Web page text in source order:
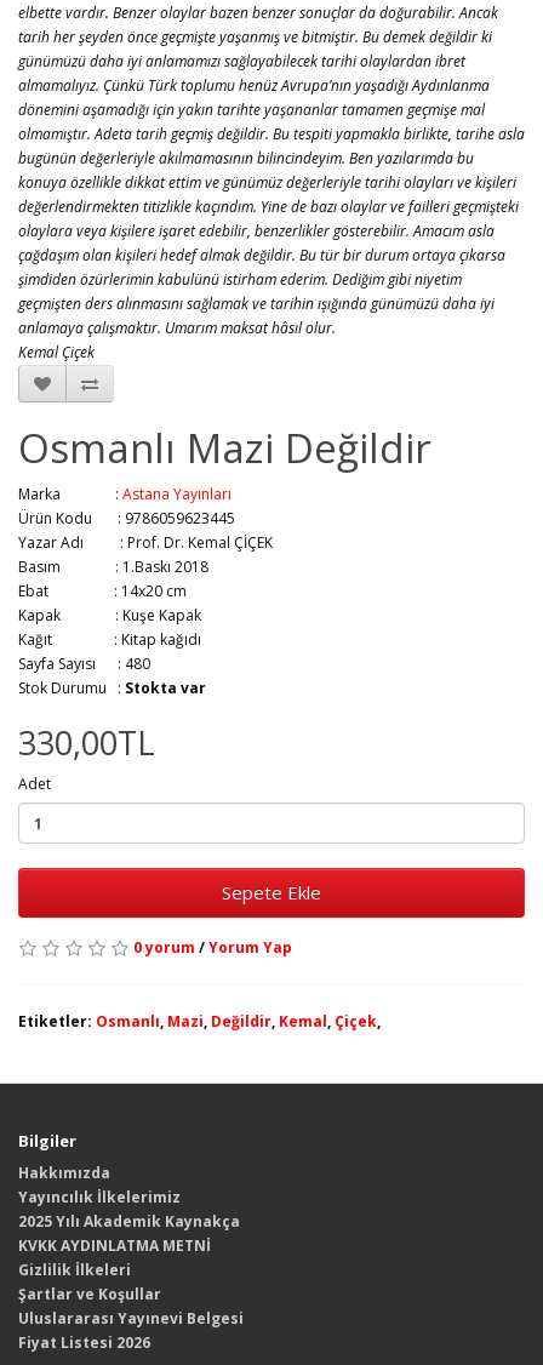
elbette vardır. Benzer olaylar bazen benzer sonuçlar da doğurabilir. Ancak
tarih her şeyden önce geçmişte yaşanmış ve bitmiştir. Bu demek değildir ki
günümüzü daha iyi anlamamızı sağlayabilecek tarihi olaylardan ibret
almamalıyız. Çünkü Türk toplumu henüz Avrupa’nın yaşadığı Aydınlanma
dönemini aşamadığı için yakın tarihte yaşananlar tamamen geçmişe mal
olmamıştır. Adeta tarih geçmiş değildir. Bu tespiti yapmakla birlikte, tarihe asla
bugünün değerleriyle akılmamasının bilincindeyim. Ben yazılarımda bu
konuya özellikle dikkat ettim ve günümüz değerleriyle tarihi olayları ve kişileri
değerlendirmekten titizlikle kaçındım. Yine de bazı olaylar ve failleri geçmişteki
olaylara veya kişilere işaret edebilir, benzerlikler gösterebilir. Amacım asla
çağdaşım olan kişileri hedef almak değildir. Bu tür bir durum ortaya çıkarsa
şimdiden özürlerimin kabulünü istirham ederim. Dediğim gibi niyetim
geçmişten ders alınmasını sağlamak ve tarihin ışığında günümüzü daha iyi
anlamaya çalışmaktır. Umarım maksat hâsılolur.
Kemal Çiçek
Osmanlı Mazi Değildir
Marka : Astana Yayınları
Ürün Kodu : 9786059623445
Yazar Adı : Prof. Dr. Kemal ÇİÇEK
Basım : 1.Baskı 2018
Ebat : 14x20 cm
Kapak : Kuşe Kapak
Kağıt : Kitap kağıdı
Sayfa Sayısı : 480
Stok Durumu : Stokta var
330,00TL
Adet
Sepete Ekle
0 yorum /Yorum Yap
Etiketler: Osmanlı, Mazi, Değildir, Kemal, Çiçek,
Bilgiler
Hakkımızda
Yayıncılık İlkelerimiz
2025 Yılı Akademik Kaynakça
KVKK AYDINLATMA METNİ
Gizlilik İlkeleri
Şartlar ve Koşullar
Uluslararası Yayınevi Belgesi
Fiyat Listesi 2026